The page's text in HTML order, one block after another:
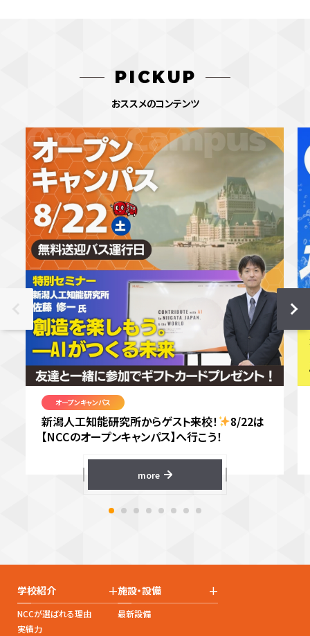
PICKUP
おススメのコンテンツ
オープンキャンパス
新潟人工知能研究所からゲスト来校！
8/22は
【NCCのオープンキャンパス】へ行こう！
more
学校紹介 +
NCCが選ばれる理由
実績力
施設・設備 +
最新設備